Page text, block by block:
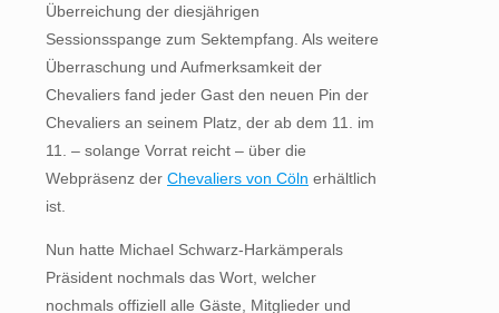
Überreichung der diesjährigen
Sessionsspange zum Sektempfang. Als weitere
Überraschung und Aufmerksamkeit der
Chevaliers fand jeder Gast den neuen Pin der
Chevaliers an seinem Platz, der ab dem 11. im
11. – solange Vorrat reicht – über die
Webpräsenz der Chevaliers von Cöln erhältlich
ist.
Nun hatte Michael Schwarz-Harkämperals
Präsident nochmals das Wort, welcher
nochmals offiziell alle Gäste, Mitglieder und